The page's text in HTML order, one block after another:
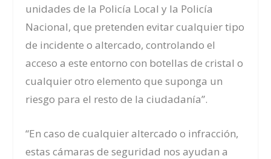
unidades de la Policía Local y la Policía
Nacional, que pretenden evitar cualquier tipo
de incidente o altercado, controlando el
acceso a este entorno con botellas de cristal o
cualquier otro elemento que suponga un
riesgo para el resto de la ciudadanía”.
“En caso de cualquier altercado o infracción,
estas cámaras de seguridad nos ayudan a